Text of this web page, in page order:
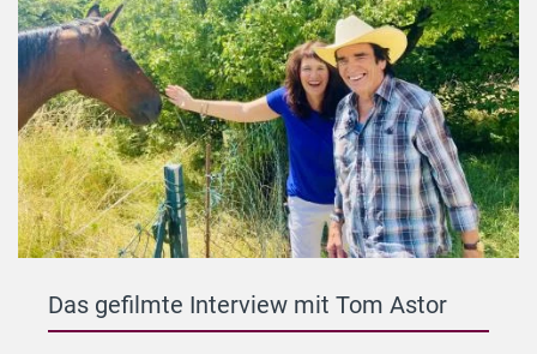
Das gefilmte Interview mit Tom Astor